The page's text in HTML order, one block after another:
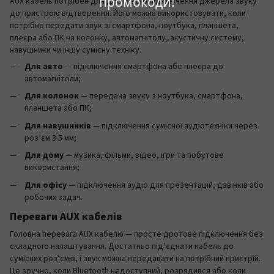
до пристрою відтворення. Його можна використовувати, коли
потрібно передати звук зі смартфона, ноутбука, планшета,
плеєра або ПК на колонку, автомагнітолу, акустичну систему,
навушники чи іншу сумісну техніку.
Для авто — підключення смартфона або плеєра до
автомагнітоли;
Для колонок— передача звуку з ноутбука, смартфона,
планшета або ПК;
Для навушників — підключення сумісної аудіотехніки через
роз’єм 3.5 мм;
Для дому— музика, фільми, відео, ігри та побутове
використання;
Для офісу— підключення аудіо для презентацій, дзвінків або
робочих задач.
Переваги AUX кабелів
Головна перевага AUX кабелю — просте дротове підключення без
складного налаштування. Достатньо під’єднати кабель до
сумісних роз’ємів, і звук можна передавати на потрібний пристрій.
Це зручно, коли Bluetooth недоступний, розрядився або коли